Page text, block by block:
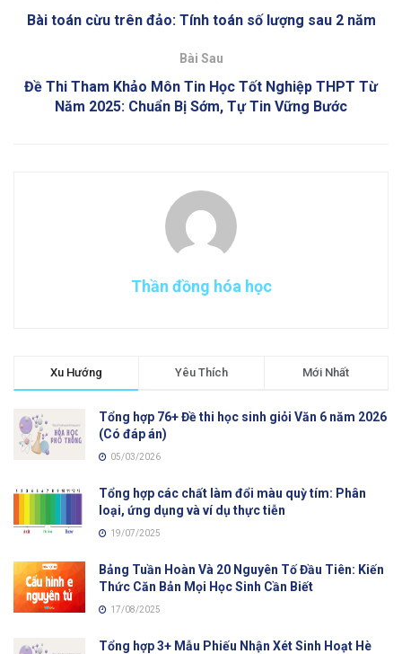
Bài toán cừu trên đảo: Tính toán số lượng sau 2 năm
Bài Sau
Đề Thi Tham Khảo Môn Tin Học Tốt Nghiệp THPT Từ
Năm 2025: Chuẩn Bị Sớm, Tự Tin Vững Bước
Thần đồng hóa học
Xu Hướng Yêu Thích Mới Nhất
Tổng hợp 76+ Đề thi học sinh giỏi Văn 6 năm 2026
(Có đáp án)
05/03/2026
Tổng hợp các chất làm đổi màu quỳ tím: Phân
loại, ứng dụng và ví dụ thực tiễn
19/07/2025
Bảng Tuần Hoàn Và 20 Nguyên Tố Đầu Tiên: Kiến
Thức Căn Bản Mọi Học Sinh Cần Biết
17/08/2025
Tổng hợp 3+ Mẫu Phiếu Nhận Xét Sinh Hoạt Hè